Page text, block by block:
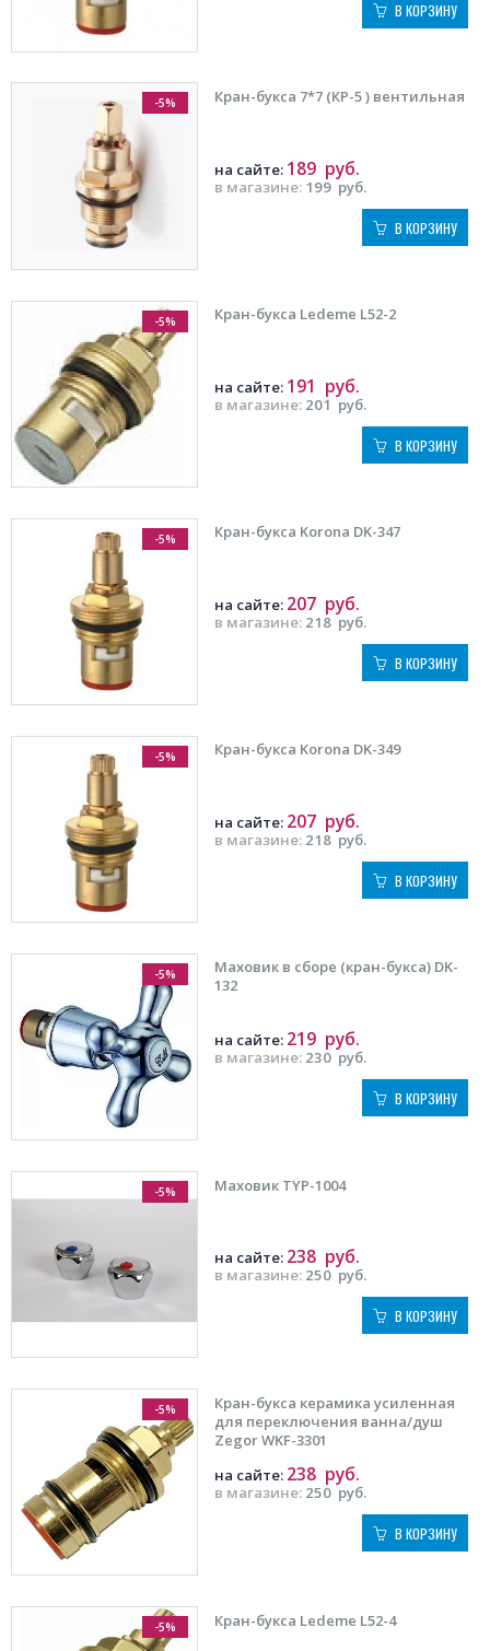
В КОРЗИНУ
-5% Кран-букса 7*7 (КР-5 ) вентильная
в магазине: 199 руб.
на сайте: 189 руб.
В КОРЗИНУ
-5% Кран-букса Ledeme L52-2
в магазине: 201 руб.
на сайте: 191 руб.
В КОРЗИНУ
-5% Кран-букса Korona DK-347
в магазине: 218 руб.
на сайте: 207 руб.
В КОРЗИНУ
-5% Кран-букса Korona DK-349
в магазине: 218 руб.
на сайте: 207 руб.
В КОРЗИНУ
-5%
Маховик в сборе (кран-букса) DK-
132
в магазине: 230 руб.
на сайте: 219 руб.
В КОРЗИНУ
-5% Маховик TYP-1004
в магазине: 250 руб.
на сайте: 238 руб.
В КОРЗИНУ
-5%
Кран-букса керамика усиленная
для переключения ванна/душ
Zegor WKF-3301
в магазине: 250 руб.
на сайте: 238 руб.
В КОРЗИНУ
-5% Кран-букса Ledeme L52-4